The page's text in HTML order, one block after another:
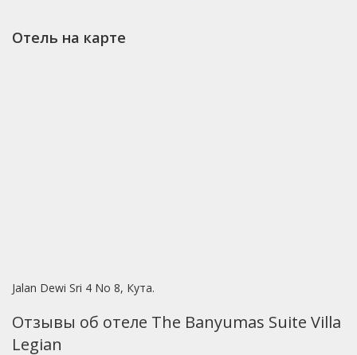
Отель на карте
Jalan Dewi Sri 4 No 8, Кута.
Отзывы об отеле The Banyumas Suite Villa
Legian